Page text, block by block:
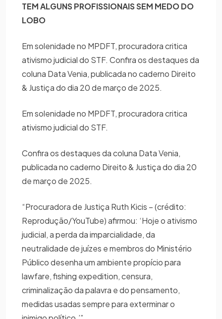
TEM ALGUNS PROFISSIONAIS SEM MEDO DO
LOBO
Em solenidade no MPDFT, procuradora critica
ativismo judicial do STF. Confira os destaques da
coluna Data Venia, publicada no caderno Direito
& Justiça do dia 20 de março de 2025.
Em solenidade no MPDFT, procuradora critica
ativismo judicial do STF.
Confira os destaques da coluna Data Venia,
publicada no caderno Direito & Justiça do dia 20
de março de 2025.
“Procuradora de Justiça Ruth Kicis – (crédito:
Reprodução/YouTube) afirmou: ‘Hoje o ativismo
judicial, a perda da imparcialidade, da
neutralidade de juízes e membros do Ministério
Público desenha um ambiente propício para
lawfare, fishing expedition, censura,
criminalização da palavra e do pensamento,
medidas usadas sempre para exterminar o